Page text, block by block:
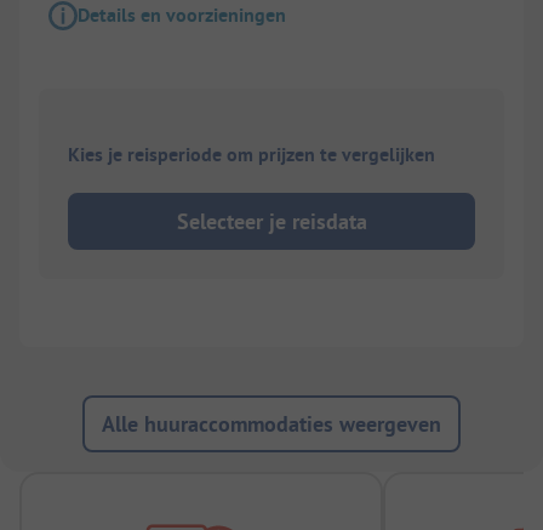
Details en voorzieningen
Kies je reisperiode om prijzen te vergelijken
Selecteer je reisdata
Alle huuraccommodaties weergeven